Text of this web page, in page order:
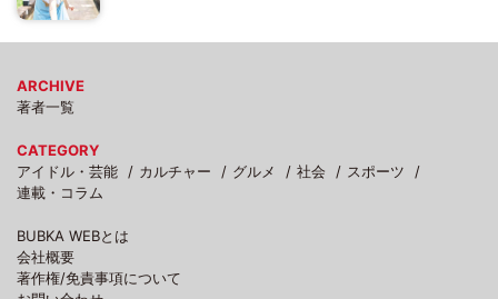
ARCHIVE
著者一覧
CATEGORY
アイドル・芸能
カルチャー グルメ 社会
スポーツ
連載・コラム
BUBKA WEBとは
会社概要
著作権/免責事項について